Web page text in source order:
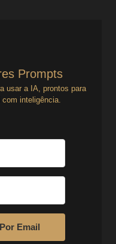
Prompts
usar a IA, prontos para
inteligência.
Email